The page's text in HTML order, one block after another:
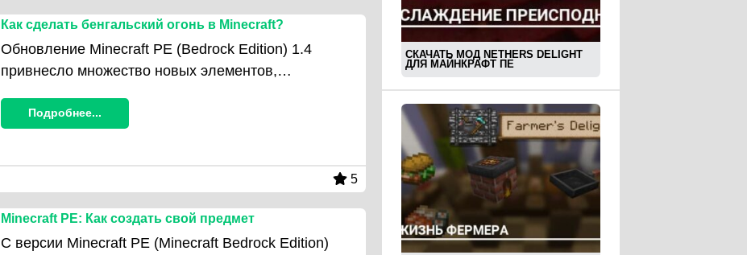
Как сделать бенгальский огонь в Minecraft?
Обновление Minecraft PE (Bedrock Edition) 1.4
привнесло множество новых элементов,…
Подробнее...
5
Minecraft PE: Как создать свой предмет
С версии Minecraft PE (Minecraft Bedrock Edition)
СКАЧАТЬ МОД NETHERS DELIGHT
ДЛЯ МАЙНКРАФТ ПЕ